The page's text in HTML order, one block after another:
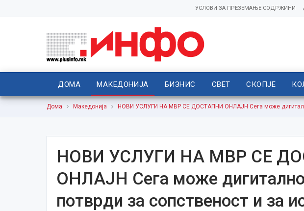
УСЛОВИ ЗА ПРЕЗЕМАЊЕ СОДРЖИНИ
ДОМА МАКЕДОНИЈА БИЗНИС СВЕТ СКОПЈЕ
Дома Македонија НОВИ УСЛУГИ НА МВР СЕ ДОСТАПНИ ОНЛАЈН Сега може дигитално
НОВИ УСЛУГИ НА МВР СЕ
ОНЛАЈН Сега може дигитално
потврди за сопственост и за